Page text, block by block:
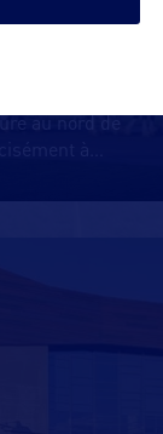
au nord de
à